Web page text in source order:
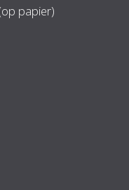
papier)